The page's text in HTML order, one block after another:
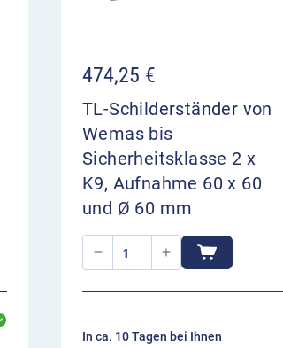
474,25 €
TL-Schilderständer von
Wemas bis
Sicherheitsklasse 2 x
K9, Aufnahme 60 x 60
und Ø 60 mm
In ca. 10 Tagen bei Ihnen